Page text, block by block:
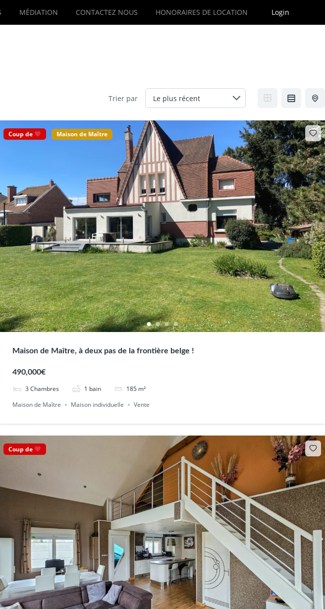
MÉDIATION CONTACTEZ NOUS HONORAIRES DE LOCATION Login
Trier par
Coup de Maison de Maître
Maison de Maître, à deux pas de la frontière belge !
490,000€
3 Chambres 1 bain 185 m²
Maison de Maître
Maison individuelle Vente
Coup de